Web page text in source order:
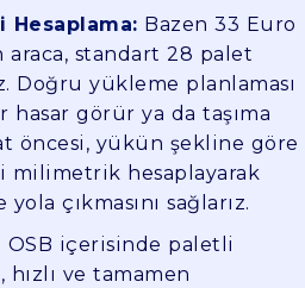
Hesaplama: Bazen 33 Euro
araca, standart 28 palet
Doğru yükleme planlaması
hasar görür ya da taşıma
öncesi, yükün şekline göre
milimetrik hesaplayarak
çıkmasını sağlarız.
OSB içerisinde paletli
ve tamamen